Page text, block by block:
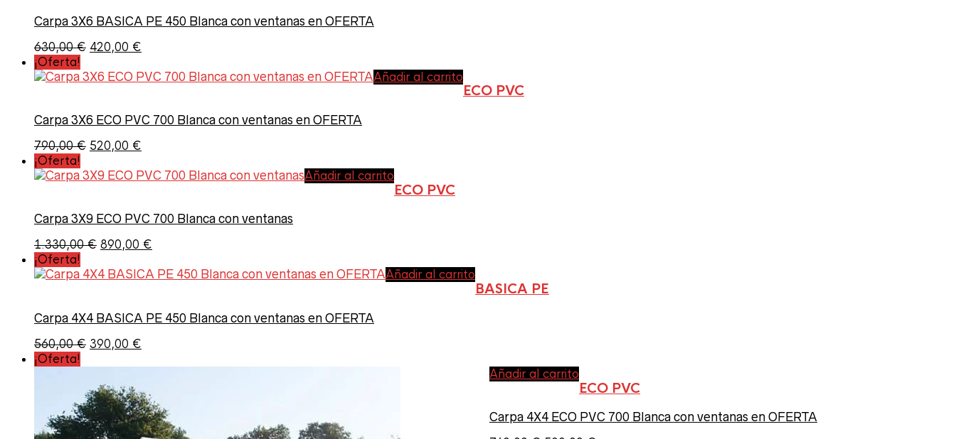
Carpa 3X6 BASICA PE 450 Blanca con ventanas en OFERTA
630,00€ El
original
420,00 €
actual
¡Oferta!
Añadir al carrito
ECO PVC
Carpa 3X6 ECO PVC 700 Blanca con ventanas en OFERTA
790,00€ El
original
520,00 €
actual
¡Oferta!
Añadir al carrito
ECO PVC
Carpa 3X9 ECO PVC 700 Blanca con ventanas
1.330,00€ El
original
890,00 €
actual
¡Oferta!
Añadir al carrito
BASICA PE
Carpa 4X4 BASICA PE 450 Blanca con ventanas en OFERTA
560,00€ El
era:
560,00 €.
390,00 €
390,00 €.
¡Oferta!
Añadir al carrito
ECO PVC
Carpa 4X4 ECO PVC 700 Blanca con ventanas en OFERTA